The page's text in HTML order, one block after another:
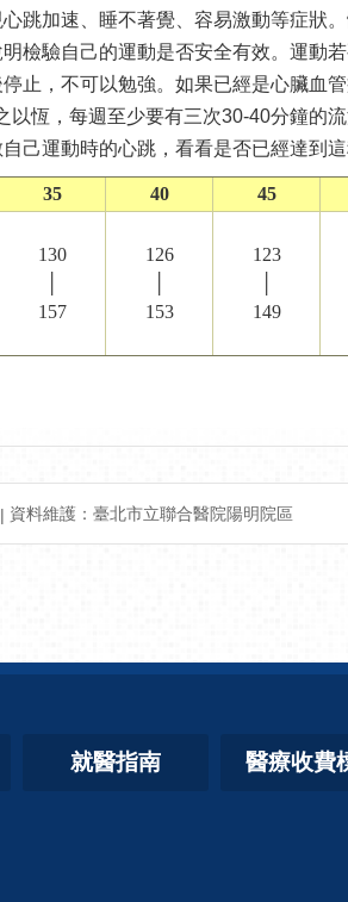
跳加速、睡不著覺、容易激動等症狀
驗自己的運動是否安全有效。運動
止，不可以勉強。如果已經是心臟血
恆，每週至少要有三次30-40分鐘的
己運動時的心跳，看看是否已經達到這
35 40 45
130
157
126
153
123
149
資料維護：臺北市立聯合醫院陽明院區
就醫指南 醫療收費